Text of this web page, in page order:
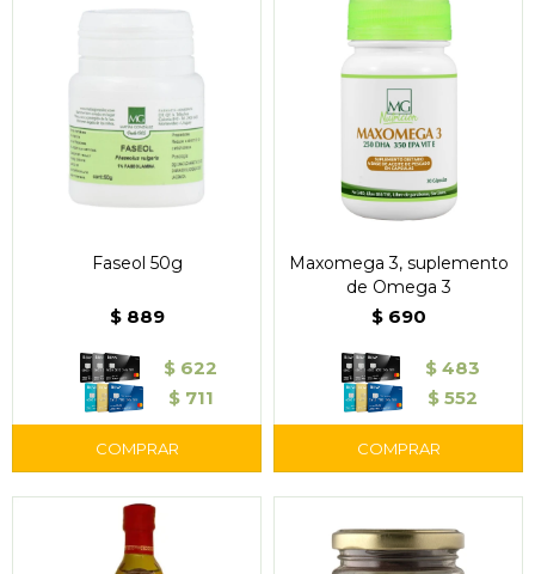
Faseol 50g
$ 889
$ 622
$ 711
Maxomega 3, suplemento
de Omega 3
$ 690
$ 483
$ 552